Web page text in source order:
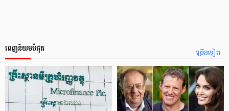
ច្រើនទៀត
ពេញនិយមបំផុត